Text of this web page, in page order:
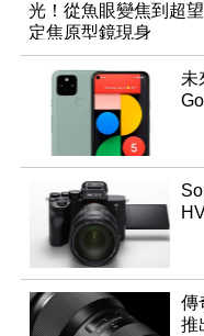
光！從魚眼變焦到超
定焦原型鏡現身
未
傳
推